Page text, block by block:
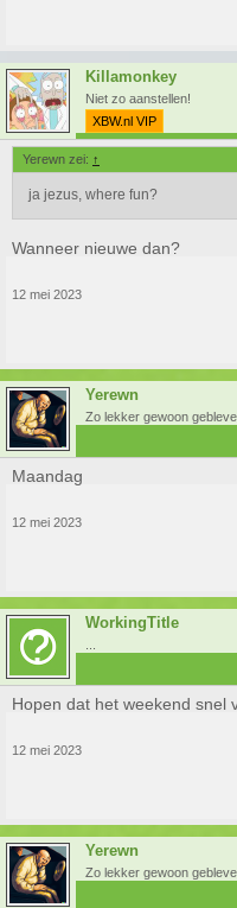
Killamonkey
Niet zo aanstellen!
XBW.nl VIP
Yerewn zei: ↑
ja jezus, where fun?
Wanneer nieuwe dan?
12 mei 2023
Yerewn
Zo lekker gewoon
Maandag
12 mei 2023
WorkingTitle
Hopen dat het weekend snel
12 mei 2023
Yerewn
Zo lekker gewoon